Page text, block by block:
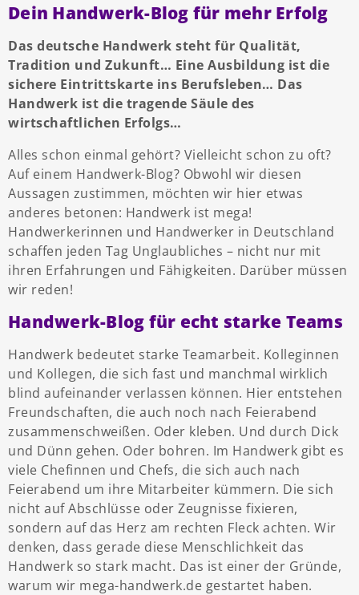
Dein Handwerk-Blog für mehr Erfolg
Das deutsche Handwerk steht für Qualität,
Tradition und Zukunft… Eine Ausbildung ist die
sichere Eintrittskarte ins Berufsleben… Das
Handwerk ist die tragende Säule des
wirtschaftlichen Erfolgs…
Alles schon einmal gehört? Vielleicht schon zu oft?
Auf einem Handwerk-Blog? Obwohl wir diesen
Aussagen zustimmen, möchten wir hier etwas
anderes betonen: Handwerk ist mega!
Handwerkerinnen und Handwerker in Deutschland
schaffen jeden Tag Unglaubliches – nicht nur mit
ihren Erfahrungen und Fähigkeiten. Darüber müssen
wir reden!
Handwerk-Blog für echt starke Teams
Handwerk bedeutet starke Teamarbeit. Kolleginnen
und Kollegen, die sich fast und manchmal wirklich
blind aufeinander verlassen können. Hier entstehen
Freundschaften, die auch noch nach Feierabend
zusammenschweißen. Oder kleben. Und durch Dick
und Dünn gehen. Oder bohren. Im Handwerk gibt es
viele Chefinnen und Chefs, die sich auch nach
Feierabend um ihre Mitarbeiter kümmern. Die sich
nicht auf Abschlüsse oder Zeugnisse fixieren,
sondern auf das Herz am rechten Fleck achten. Wir
denken, dass gerade diese Menschlichkeit das
Handwerk so stark macht. Das ist einer der Gründe,
warum wir mega-handwerk.de gestartet haben.